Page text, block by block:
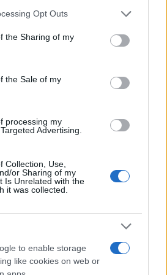
app uses one or more Google
usage behaviour. You may click to
Google and its third-party tags to
specified purposes in below Google
Opt Outs
the Sharing of my
the Sale of my
processing my
Advertising.
Collection, Use,
or Sharing of my
Is Unrelated with the
it was collected.
to enable storage
like cookies on web or
περιοχές της
έναν συνδυασμό
υποθαλάσσιων
υπηρεσίες,
σύνδεση κινητών
με τις
διαδρομές, θα προσφέρει
ένα μεγαλύτερο φάσμα
εντός του συστήματος που
την υπόλοιπη Ευρώπη και τη
Οι πελάτες, τόσο στη χονδρική
θα επωφεληθούν από τη
της κίνησης